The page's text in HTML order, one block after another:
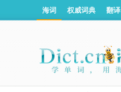
海词 权威词典 翻译